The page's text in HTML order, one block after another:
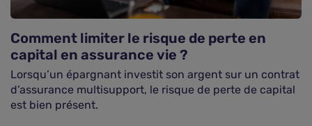
Comment limiter le risque de perte en
capital en assurance vie ?
Lorsqu’un épargnant investit son argent sur un contrat
d’assurance multisupport, le risque de perte de capital
est bien présent.
Comparer les assurances vie